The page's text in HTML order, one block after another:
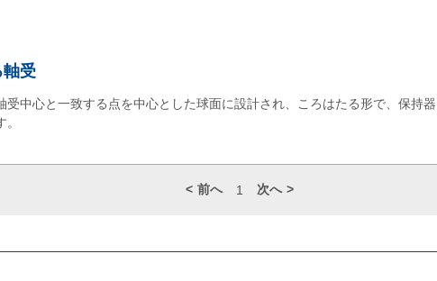
軸受
受中心と一致する点を中心とした球面に設計され、ころはたる形で、保持
前へ 1 次へ